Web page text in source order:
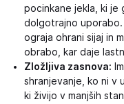
pocinkane jekla, ki je
dolgotrajno
ograja ohrani sijaj in
obrabo, kar daje
Zložljiva zasnova:
shranjevanje, ko ni v
ki živijo v manjših